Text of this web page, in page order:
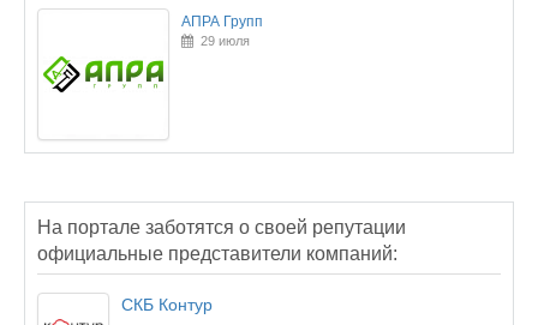
АПРА Групп
29 июля
На портале заботятся о своей репутации
официальные представители компаний:
СКБ Контур